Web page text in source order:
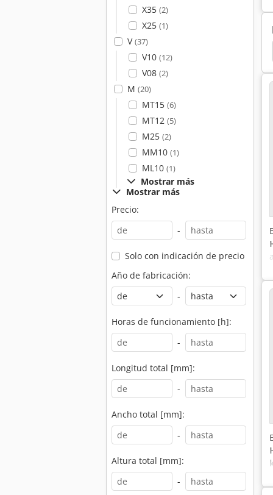
X35 (2)
X25 (1)
V(37)
V10 (12)
V08 (2)
M (20)
MT15 (6)
MT12 (5)
M25 (2)
MM10 (1)
ML10 (1)
Mostrar más
Mostrar más
Precio:
-
Solo con indicación de precio
Año de fabricación:
-
Horas de funcionamiento [h]:
-
Longitud total [mm]:
-
Ancho total [mm]:
-
Altura total [mm]:
-
Toyota Tractor